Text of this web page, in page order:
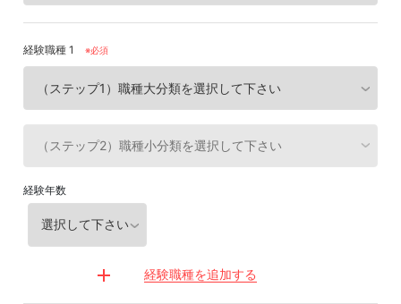
経験職種 1 ※必須
経験年数
経験職種を追加する